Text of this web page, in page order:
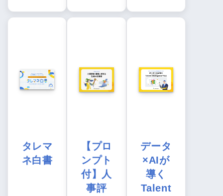
タレマ
ネ白書
【プロ
ンプト
付】人
事評
データ
×AIが
導く
Talent